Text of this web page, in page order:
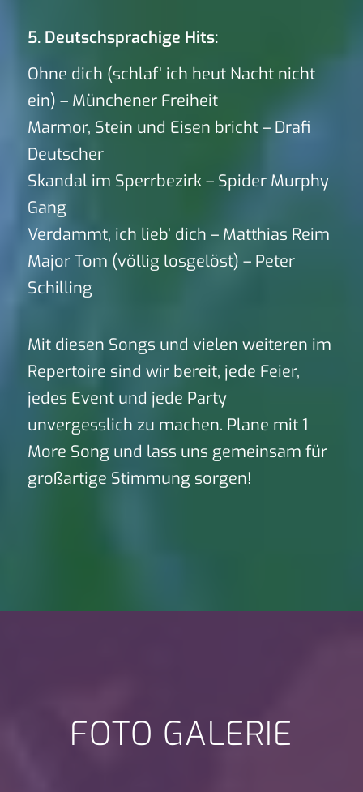
5. Deutschsprachige Hits:
Ohne dich (schlaf’ ich heut Nacht nicht
ein) – Münchener Freiheit
Marmor, Stein und Eisen bricht – Drafi
Deutscher
Skandal im Sperrbezirk – Spider Murphy
Gang
Verdammt, ich lieb’ dich – Matthias Reim
Major Tom (völlig losgelöst) – Peter
Schilling
Mit diesen Songs und vielen weiteren im
Repertoire sind wir bereit, jede Feier,
jedes Event und jede Party
unvergesslich zu machen. Plane mit 1
More Song und lass uns gemeinsam für
großartige Stimmung sorgen!
FOTO GALERIE